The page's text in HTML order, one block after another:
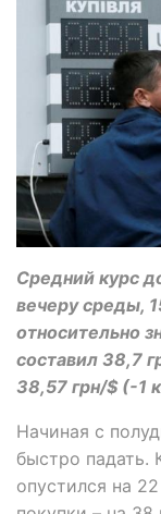
Средний курс
вечеру среды,
относительно
составил 38,7
38,57 грн/$ (-1
Начиная с
быстро падать.
опустился на